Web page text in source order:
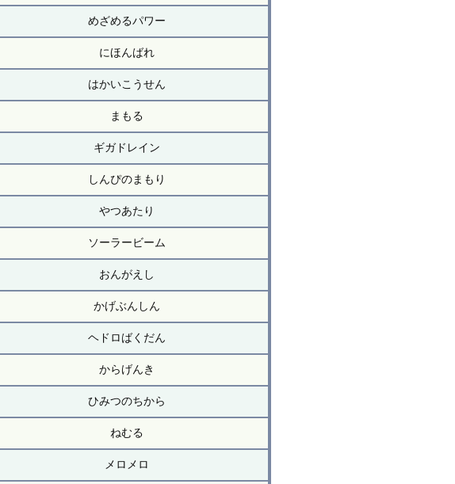
めざめるパワー
にほんばれ
はかいこうせん
まもる
ギガドレイン
しんぴのまもり
やつあたり
ソーラービーム
おんがえし
かげぶんしん
ヘドロばくだん
からげんき
ひみつのちから
ねむる
メロメロ